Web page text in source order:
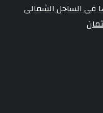
فى الساحل الشمالى